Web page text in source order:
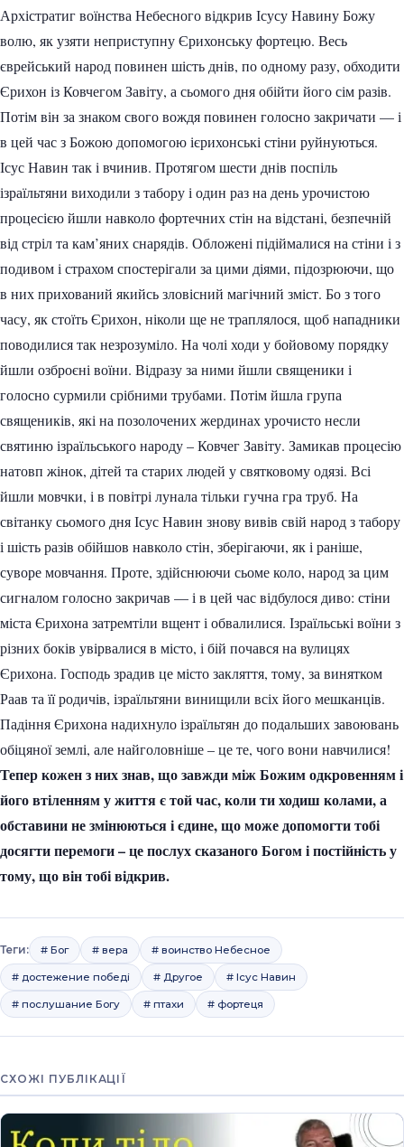
Архістратиг воїнства Небесного відкрив Ісусу Навину Божу
волю, як узяти неприступну Єрихонську фортецю. Весь
єврейський народ повинен шість днів, по одному разу, обходити
Єрихон із Ковчегом Завіту, а сьомого дня обійти його сім разів.
Потім він за знаком свого вождя повинен голосно закричати — і
в цей час з Божою допомогою ієрихонські стіни руйнуються.
Ісус Навин так і вчинив. Протягом шести днів поспіль
ізраїльтяни виходили з табору і один раз на день урочистою
процесією йшли навколо фортечних стін на відстані, безпечній
від стріл та кам’яних снарядів. Обложені підіймалися на стіни і з
подивом і страхом спостерігали за цими діями, підозрюючи, що
в них прихований якийсь зловісний магічний зміст. Бо з того
часу, як стоїть Єрихон, ніколи ще не траплялося, щоб нападники
поводилися так незрозуміло. На чолі ходи у бойовому порядку
йшли озброєні воїни. Відразу за ними йшли священики і
голосно сурмили срібними трубами. Потім йшла група
священиків, які на позолочених жердинах урочисто несли
святиню ізраїльського народу – Ковчег Завіту. Замикав процесію
натовп жінок, дітей та старих людей у ​​святковому одязі. Всі
йшли мовчки, і в повітрі лунала тільки гучна гра труб. На
світанку сьомого дня Ісус Навин знову вивів свій народ з табору
і шість разів обійшов навколо стін, зберігаючи, як і раніше,
суворе мовчання. Проте, здійснюючи сьоме коло, народ за цим
сигналом голосно закричав — і в цей час відбулося диво: стіни
міста Єрихона затремтіли вщент і обвалилися. Ізраїльські воїни з
різних боків увірвалися в місто, і бій почався на вулицях
Єрихона. Господь зрадив це місто закляття, тому, за винятком
Раав та її родичів, ізраїльтяни винищили всіх його мешканців.
Падіння Єрихона надихнуло ізраїльтян до подальших завоювань
обіцяної землі, але найголовніше – це те, чого вони навчилися!
Тепер кожен з них знав, що завжди між Божим одкровенням і
його втіленням у життя є той час, коли ти ходиш колами, а
обставини не змінюються і єдине, що може допомогти тобі
досягти перемоги – це послух сказаного Богом і постійність у
тому, що він тобі відкрив.
Теги: # Бог # вера # воинство Небесное
# достежение победі # Другое # Ісус Навин
# послушание Богу # птахи # фортеця
СХОЖІ ПУБЛІКАЦІЇ